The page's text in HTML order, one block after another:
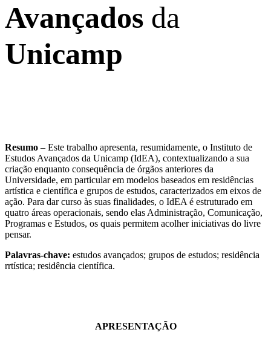
Avançados da
Unicamp
Resumo – Este trabalho apresenta, resumidamente, o Instituto de
Estudos Avançados da Unicamp (IdEA), contextualizando a sua
criação enquanto consequência de órgãos anteriores da
Universidade, em particular em modelos baseados em residências
artística e científica e grupos de estudos, caracterizados em eixos de
ação. Para dar curso às suas finalidades, o IdEA é estruturado em
quatro áreas operacionais, sendo elas Administração, Comunicação,
Programas e Estudos, os quais permitem acolher iniciativas do livre
pensar.
Palavras-chave: estudos avançados; grupos de estudos; residência
rrtística; residência científica.
APRESENTAÇÃO